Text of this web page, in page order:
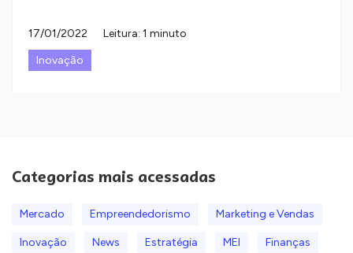
17/01/2022
Leitura: 1 minuto
Inovação
Categorias mais acessadas
Mercado Empreendedorismo Marketing e Vendas
Inovação News Estratégia MEI Finanças